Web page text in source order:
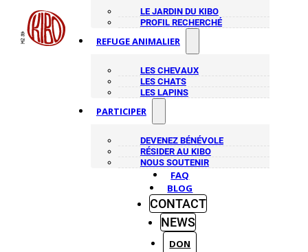
LE JARDIN DU KIBO
PROFIL RECHERCHÉ
REFUGE ANIMALIER
LES CHEVAUX
LES CHATS
LES LAPINS
PARTICIPER
DEVENEZ BÉNÉVOLE
RÉSIDER AU KIBO
NOUS SOUTENIR
FAQ
BLOG
CONTACT
NEWS
DON